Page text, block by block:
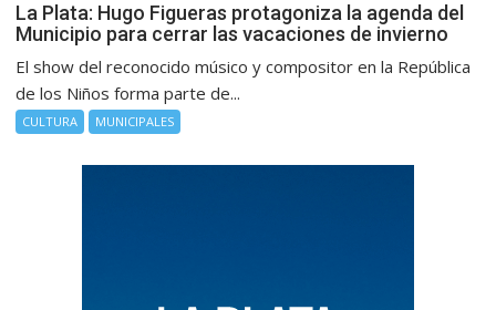
La Plata: Hugo Figueras protagoniza la agenda del
Municipio para cerrar las vacaciones de invierno
El show del reconocido músico y compositor en la República
de los Niños forma parte de...
CULTURA MUNICIPALES